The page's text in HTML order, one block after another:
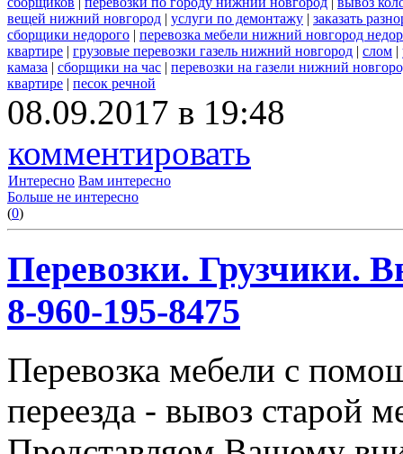
вещей нижний новгород | услуги по демонтажу | заказать
сборщики недорого | перевозка мебели нижний новгород
квартире | грузовые перевозки газель нижний новгород | слом |
камаза | сборщики на час | перевозки на газели нижний
квартире | песок речной
08.09.2017 в 19:48
комментировать
Интересно Вам интересно
Больше не интересно
(0)
Перевозки. Грузчики.
8-960-195-8475
Перевозка мебели с
переезда - вывоз старой